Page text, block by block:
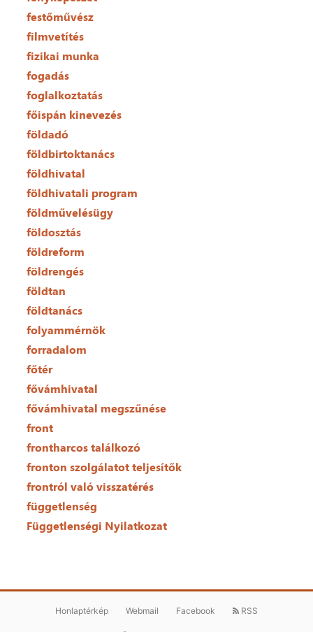
festőművész
filmvetítés
fizikai munka
fogadás
foglalkoztatás
főispán kinevezés
földadó
földbirtoktanács
földhivatal
földhivatali program
földművelésügy
földosztás
földreform
földrengés
földtan
földtanács
folyammérnök
forradalom
főtér
fővámhivatal
fővámhivatal megszűnése
front
frontharcos találkozó
fronton szolgálatot teljesítők
frontról való visszatérés
függetlenség
Függetlenségi Nyilatkozat
Honlaptérkép Webmail Facebook RSS